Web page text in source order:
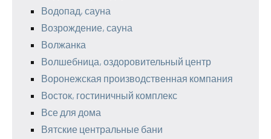
Водопад, сауна
Возрождение, сауна
Волжанка
Волшебница, оздоровительный центр
Воронежская производственная компания
Восток, гостиничный комплекс
Все для дома
Вятские центральные бани